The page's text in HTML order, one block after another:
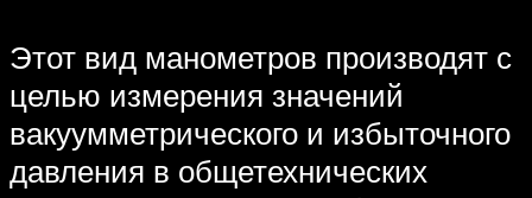
Этот вид манометров производят с
целью измерения значений
вакуумметрического и избыточного
давления в общетехнических